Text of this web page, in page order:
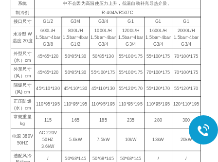
系统
中不会因为高温使压力上升，低温自动补充导热介质。
制冷剂 R-404A/R507C
接口尺寸 G1/2 G3/4 G3/4 G1 G1 G1
水冷型 W
温度 20度
600L/H
1.5bar~4bar
G3/8
800L/H
1.5bar~4bar
G1/2
1000L/H
1.5bar~4bar
G3/4
1200L/H
1.5bar~4bar
G3/4
1600L/H
1.5bar~4bar
G3/4
2000L/H
1.5bar~4bar
G3/4
外型尺寸
(水）cm
45*65*120 50*85*130 50*85*130 55*100*175 55*100*175 70*100*175
外形尺寸
(风）cm
45*65*120 50*85*130 55*100*175 55*100*175 70*100*175 70*100*175
隔爆尺寸
(风) cm
45*110*130 45*110*130 45*110*130 55*120*170 55*120*170 55*120*170
正压防爆
(水）cm
110*95*195 110*95*195 110*95*195 110*95*195 110*95*195 120*110*195
常规重量
kg
115 165 185 235 280 300
电源 380V
50HZ
AC 220V
50HZ
3.6kW
5.6kW 7.5kW 10kW 13kW 20kW
选配风冷
/ 50*68*145 50*68*145 50*68*145 / /